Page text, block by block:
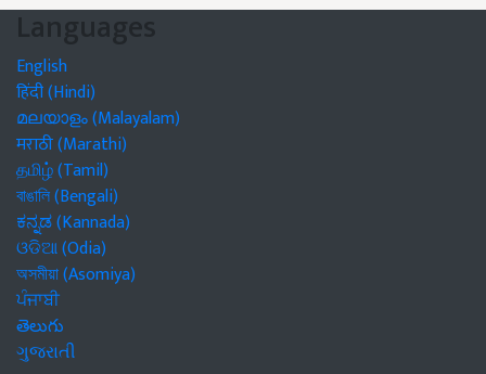
Languages
English
हिंदी (Hindi)
മലയാളം (Malayalam)
मराठी (Marathi)
தமிழ் (Tamil)
বাঙালি (Bengali)
ಕನ್ನಡ (Kannada)
ଓଡିଆ (Odia)
অসমীয়া (Asomiya)
ਪੰਜਾਬੀ
తెలుగు
ગુજરાતી